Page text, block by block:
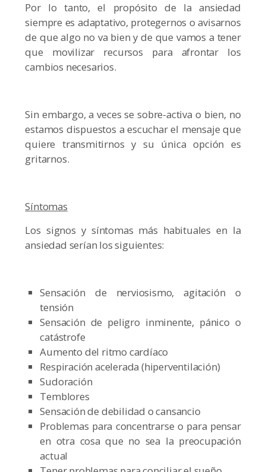
Por lo tanto, el propósito de la ansiedad
siempre es adaptativo, protegernos o avisarnos
de que algo no va bien y de que vamos a tener
que movilizar recursos para afrontar los
cambios necesarios.
Sin embargo, a veces se sobre-activa o bien, no
estamos dispuestos a escuchar el mensaje que
quiere transmitirnos y su única opción es
gritarnos.
Síntomas
Los signos y síntomas más habituales en la
ansiedad serían los siguientes:
Sensación de nerviosismo, agitación o
tensión
Sensación de peligro inminente, pánico o
catástrofe
Aumento del ritmo cardíaco
Respiración acelerada (hiperventilación)
Sudoración
Temblores
Sensación de debilidad o cansancio
Problemas para concentrarse o para pensar
en otra cosa que no sea la preocupación
actual